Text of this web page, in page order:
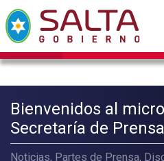
Bienvenidos al
Secretaría de
Noticias, Partes de Prensa,